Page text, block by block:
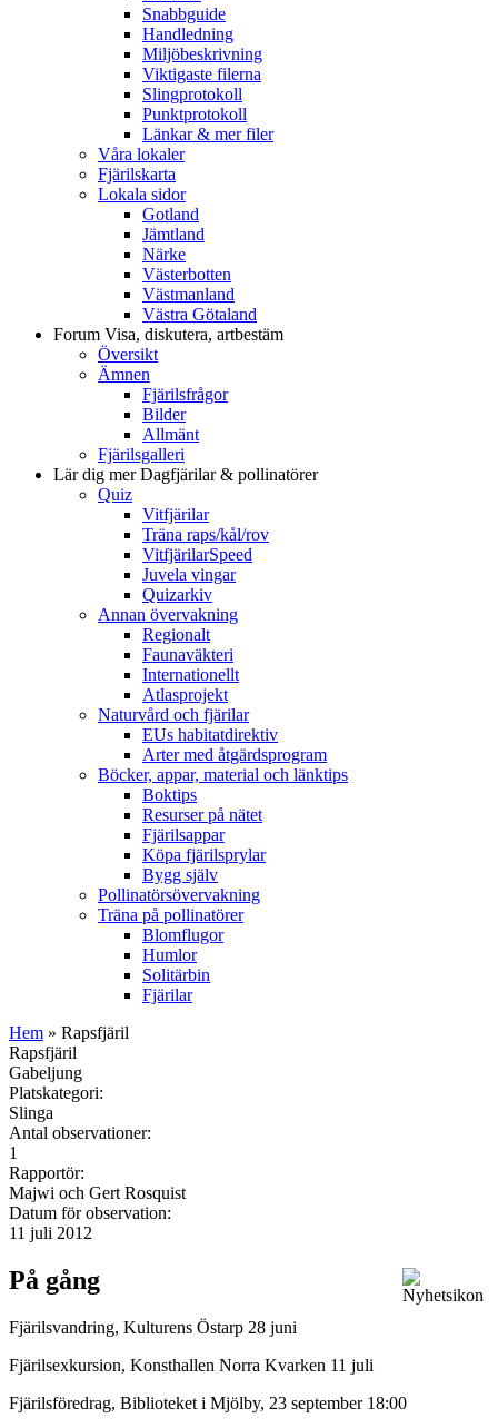
Snabbguide
Handledning
Miljöbeskrivning
Viktigaste filerna
Slingprotokoll
Punktprotokoll
Länkar & mer filer
Våra lokaler
Fjärilskarta
Lokala sidor
Gotland
Jämtland
Närke
Västerbotten
Västmanland
Västra Götaland
Forum Visa, diskutera, artbestäm
Översikt
Ämnen
Fjärilsfrågor
Bilder
Allmänt
Fjärilsgalleri
Lär dig merDagfjärilar & pollinatörer
Quiz
Vitfjärilar
Träna raps/kål/rov
VitfjärilarSpeed
Juvela vingar
Quizarkiv
Annan övervakning
Regionalt
Faunaväkteri
Internationellt
Atlasprojekt
Naturvård och fjärilar
EUs habitatdirektiv
Arter med åtgärdsprogram
Böcker, appar, material och länktips
Boktips
Resurser på nätet
Fjärilsappar
Köpa fjärilsprylar
Bygg själv
Pollinatörsövervakning
Träna på pollinatörer
Blomflugor
Humlor
Solitärbin
Fjärilar
Hem » Rapsfjäril
Rapsfjäril
Gabeljung
Platskategori:
Slinga
Antal observationer:
1
Rapportör:
Majwi och Gert Rosquist
Datum för observation:
11 juli 2012
På gång
Fjärilsvandring, Kulturens Östarp 28 juni
Fjärilsexkursion, Konsthallen Norra Kvarken 11 juli
Fjärilsföredrag, Biblioteket i Mjölby, 23 september 18:00